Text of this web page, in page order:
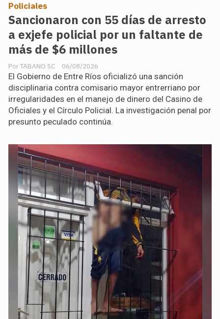
Sancionaron con 55 días de arresto
a exjefe policial por un faltante de
más de $6 millones
TABANO SC
Policiales
06/08/2026
El Gobierno de Entre Ríos oficializó una sanción
disciplinaria contra comisario mayor entrerriano por
irregularidades en el manejo de dinero del Casino de
Oficiales y el Círculo Policial. La investigación penal por
presunto peculado continúa.